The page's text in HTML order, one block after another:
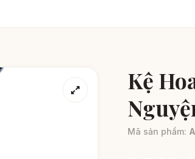
Kệ
Mã sản phẩm: